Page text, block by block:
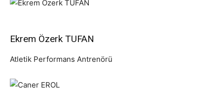
Ekrem Özerk TUFAN
Atletik Performans Antrenörü